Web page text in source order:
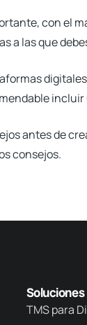
con el
a las que
incluir
antes de
consejos.
Soluciones
TMS para